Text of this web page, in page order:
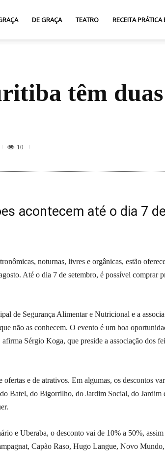
DE GRAÇA TEATRO RECEITA PRÁTICA
têm duas
10
acontecem até o dia 7
noturnas, livres e orgânicas, estão
Até o dia 7 de setembro, é possível comprar
de Segurança Alimentar e Nutricional e a
não as conhecem. O evento é um boa
Sérgio Koga, que preside a associação dos
e de atrativos. Em algumas, os descontos
Batel, do Bigorrilho, do Jardim Social, do Jardim
e Uberaba, o desconto vai de 10% a 50%,
Capão Raso, Hugo Langue, Novo